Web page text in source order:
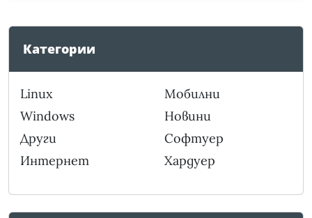
Категории
Linux
Windows
Други
Интернет
Мобилни
Новини
Софтуер
Хардуер